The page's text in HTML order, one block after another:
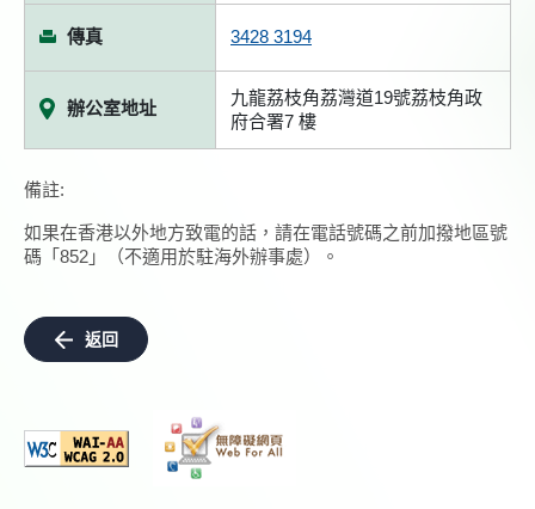
傳真 3428 3194
辦公室地址
九龍荔枝角荔灣道19號荔枝角政
府合署7 樓
備註:
如果在香港以外地方致電的話，請在電話號碼之前加撥地區號
碼「852」（不適用於駐海外辦事處）。
返回